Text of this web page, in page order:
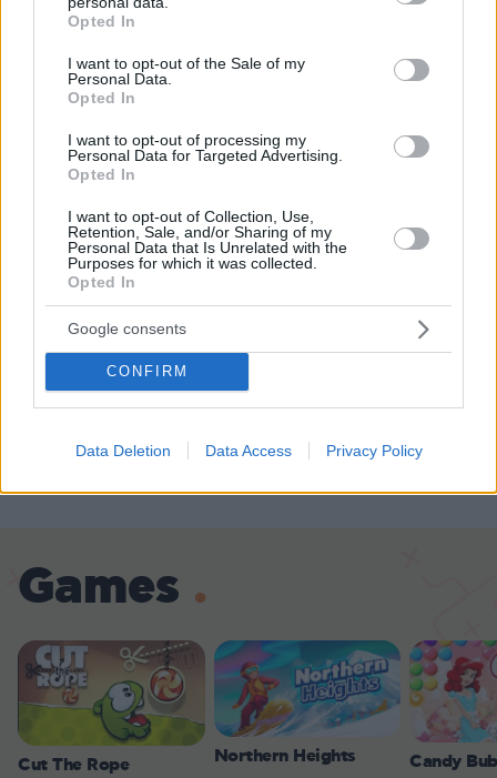
grant or deny consent to Google and its third-party tags to
use your data for below specified purposes in below Google
consent section.
Opted In
I want to opt-out of the Sale of my
Personal Data.
Opted In
I want to opt-out of processing my
Personal Data for Targeted Advertising.
Opted In
I want to opt-out of Collection, Use,
Retention, Sale, and/or Sharing of my
Personal Data that Is Unrelated with the
Purposes for which it was collected.
Opted In
Google consents
CONFIRM
Data Deletion Data Access Privacy Policy
Κογκρέσο
06.08.2026, 21:40
συζύγου του Αφγανού: Πώς
γνωρίσαμε τη Λίσα, γιατί υποψιάστηκα
06.08.2026, 12:32 290
Νεαρή γυναίκα με ακατέργαστη
ομορφιά από την Αιθιοπία έγινε viral,
δείτε την εντυπωσιακή μεταμόρφωσή
της από μακιγιέρ
Games
Cut The Rope Northern Heights Candy